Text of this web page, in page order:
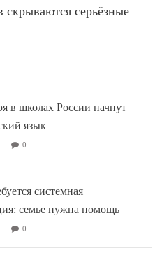
скрываются серьёзные
в школах России начнут
язык
0
системная
семье нужна помощь
0